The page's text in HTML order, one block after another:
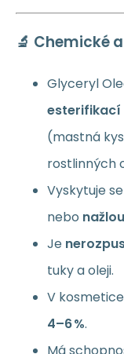
🔬 Chemické
Glyceryl
esterifikací
(mastná
rostlinných
Vyskytuje
nebo
Je
tuky a oleji.
V
4–6 %.
Má